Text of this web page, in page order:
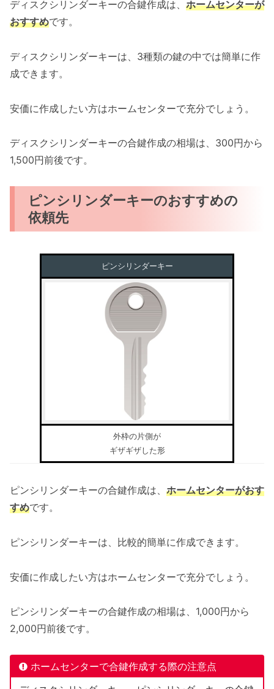
ディスクシリンダーキーの合鍵作成は、 ホームセンターが
おすすめです。
ディスクシリンダーキーは、3種類の鍵の中では簡単に作
成できます。
安価に作成したい方はホームセンターで充分でしょう。
ディスクシリンダーキーの合鍵作成の相場は、300円から
1,500円前後です。
ピンシリンダーキーのおすすめの
依頼先
ピンシリンダーキー
外枠の片側が
ギザギザした形
ピンシリンダーキーの合鍵作成は、 ホームセンターがおす
すめです。
ピンシリンダーキーは、比較的簡単に作成できます。
安価に作成したい方はホームセンターで充分でしょう。
ピンシリンダーキーの合鍵作成の相場は、1,000円から
2,000円前後です。
ホームセンターで合鍵作成する際の注意点